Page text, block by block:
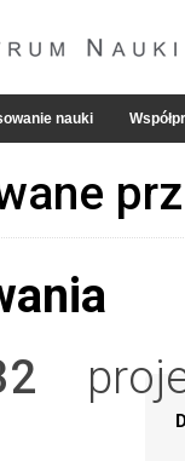
nauki